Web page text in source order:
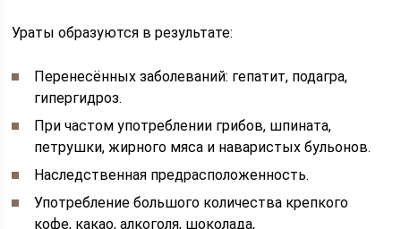
Ураты образуются в результате:
Перенесённых заболеваний: гепатит, подагра,
гипергидроз.
При частом употреблении грибов, шпината,
петрушки, жирного мяса и наваристых бульонов.
Наследственная предрасположенность.
Употребление большого количества крепкого
кофе, какао, алкоголя, шоколада,